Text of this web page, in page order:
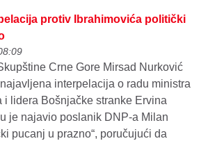
protiv Ibrahimovića politički
Crne Gore Mirsad Nurković
interpelacija o radu ministra
i lidera Bošnjačke stranke Ervina
je najavio poslanik DNP-a Milan
pucanj u prazno“, poručujući da